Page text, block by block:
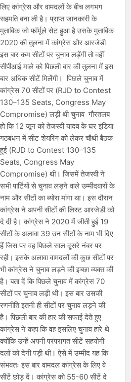
लिए कांग्रेस और वामदलों के बीच लगभग
सहमति बना ली है। प्राप्त जानकारी के
मुताबिक जो फॉर्मूले सेट हुआ है उसके मुताबिक
2020 की तुलना में कांग्रेस और आरजेडी
इस बार कम सीटों पर चुनाव लड़ेंगी तो वहीं
सीपीआई माले को पिछली बार की तुलना में इस
बार अधिक सीटें मिलेंगी। पिछले चुनाव में
कांग्रेस 70 सीटों पर (RJD to Contest
130–135 Seats, Congress May
Compromise) लड़ी थी चुनाव गौरतलब
हो कि 12 जून को तेजस्वी यादव के घर इंडिया
गठबंधन में सीट शेयरिंग को लेकर चौथी बैठक
हुई (RJD to Contest 130–135
Seats, Congress May
Compromise) थी। जिसमें तेजस्वी ने
सभी पार्टियों से चुनाव लड़ने वाले उम्मीदवारों के
नाम और सीटों का ब्योरा मांगा था। इस दौरान
कांग्रेस ने अपनी सीटों की लिस्ट आरजेडी को
दे दी है। कांग्रेस ने 2020 में जीती हुई 19
सीटों के अलावा 39 उन सीटों के नाम भी दिए
हैं जिस पर वह पिछले साल दूसरे नंबर पर
रही। इसके अलावा वामदलों की कुछ सीटों पर
भी कांग्रेस ने चुनाव लड़ने की इच्छा व्यक्त की
है। बता दें कि पिछले चुनाव में कांग्रेस 70
सीटों पर चुनाव लड़ी थी। इस बार उसकी
रणनीति इतनी ही सीटों पर चुनाव लड़ने की
है। पिछली बार की हार की सफाई देते हुए
कांग्रेस ने कहा कि वह इसलिए चुनाव हारे थे
क्योंकि उन्हें अपनी परंपरागत सीटें सहयोगी
दलों को देनी पड़ी थी। ऐसे में उम्मीद यह कि
संभवतः इस बार वामदल कांग्रेस के लिए वे
सीटें छोड़ दें। कांग्रेस को 55-60 सीटें दे